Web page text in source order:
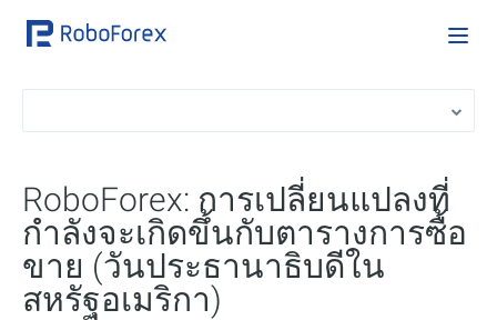
RoboForex: การเปลี่ยนแปลงที่
กำลังจะเกิดขึ้นกับตารางการซื้อ
ขาย (วันประธานาธิบดีใน
สหรัฐอเมริกา)